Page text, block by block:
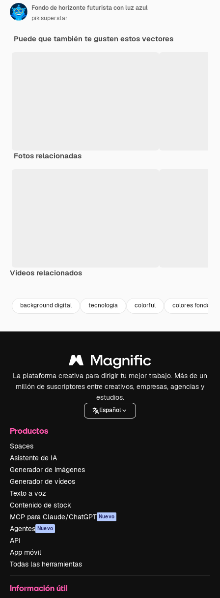
Fondo de horizonte futurista con luz azul
pikisuperstar
Puede que también te gusten estos vectores
Fotos relacionadas
Vídeos relacionados
background digital tecnologia colorful colores fondo
La plataforma creativa para dirigir tu mejor trabajo. Más de un
millón de suscriptores entre creativos, empresas, agencias y
estudios.
Español
Productos
Spaces
Asistente de IA
Generador de imágenes
Generador de vídeos
Texto a voz
Contenido de stock
MCP para Claude/ChatGPT Nuevo
Agentes Nuevo
API
App móvil
Todas las herramientas
Información útil